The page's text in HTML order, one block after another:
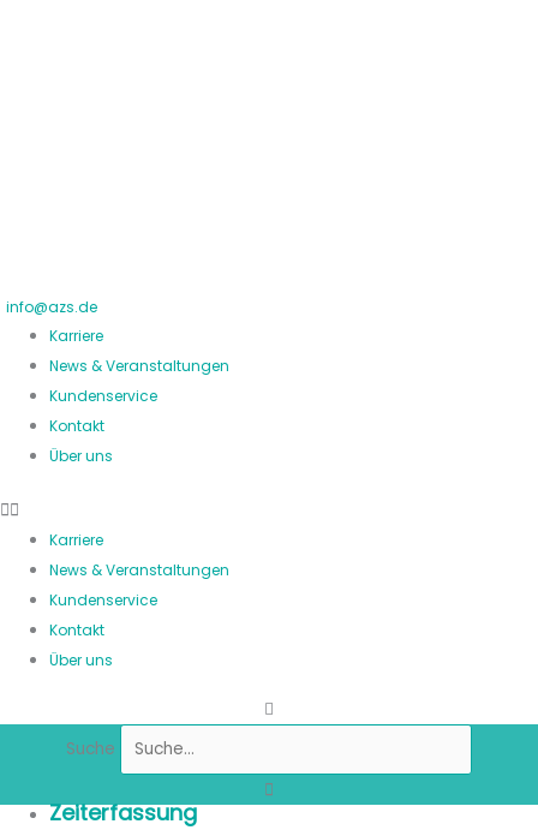
info@azs.de
Karriere
News & Veranstaltungen
Kundenservice
Kontakt
Über uns
Karriere
News & Veranstaltungen
Kundenservice
Kontakt
Über uns
Suche
Zeiterfassung